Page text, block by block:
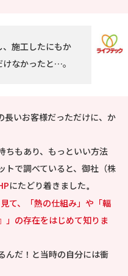
施工したにもか
なかったと…。
長いお客様だっただけに、か
ちもあり、もっといい方法
トで調べていると、御社（株
にたどり着きました。
て、「熱の仕組み」や「輻
」の存在をはじめて知りま
んだ！と当時の自分には衝